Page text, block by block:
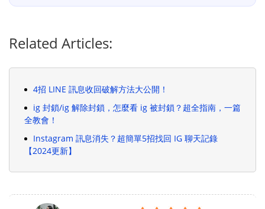
Related Articles:
4招 LINE 訊息收回破解方法大公開！
ig 封鎖/ig 解除封鎖，怎麼看 ig 被封鎖？超全指南，一篇
全教會！
Instagram 訊息消失？超簡單5招找回 IG 聊天記錄
【2024更新】